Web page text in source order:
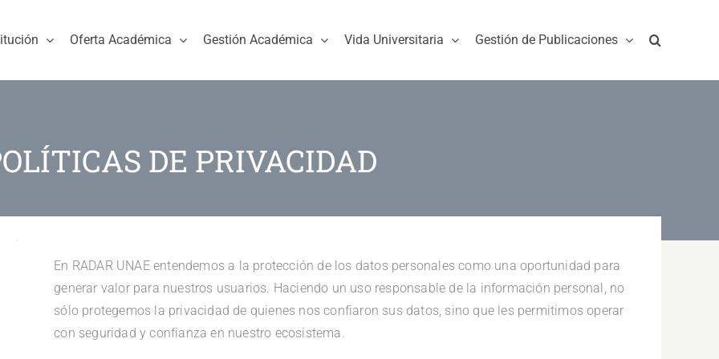
Oferta Académica Gestión Académica Vida Universitaria Gestión de Publicaciones
DE PRIVACIDAD
En RADAR UNAE entendemos a la protección de los datos personales como una oportunidad para
generar valor para nuestros usuarios. Haciendo un uso responsable de la información personal, no
sólo protegemos la privacidad de quienes nos confiaron sus datos, sino que les permitimos operar
con seguridad y confianza en nuestro ecosistema.